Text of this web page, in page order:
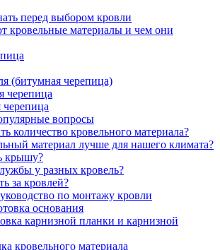
перед выбором кровли
кровельные материалы и чем они
(битумная черепица)
черепица
вопросы
количество кровельного материала?
материал лучше для нашего климата?
крышу?
у разных кровель?
за кровлей?
по монтажу кровли
основания
карнизной планки и карнизной
кровельного материала